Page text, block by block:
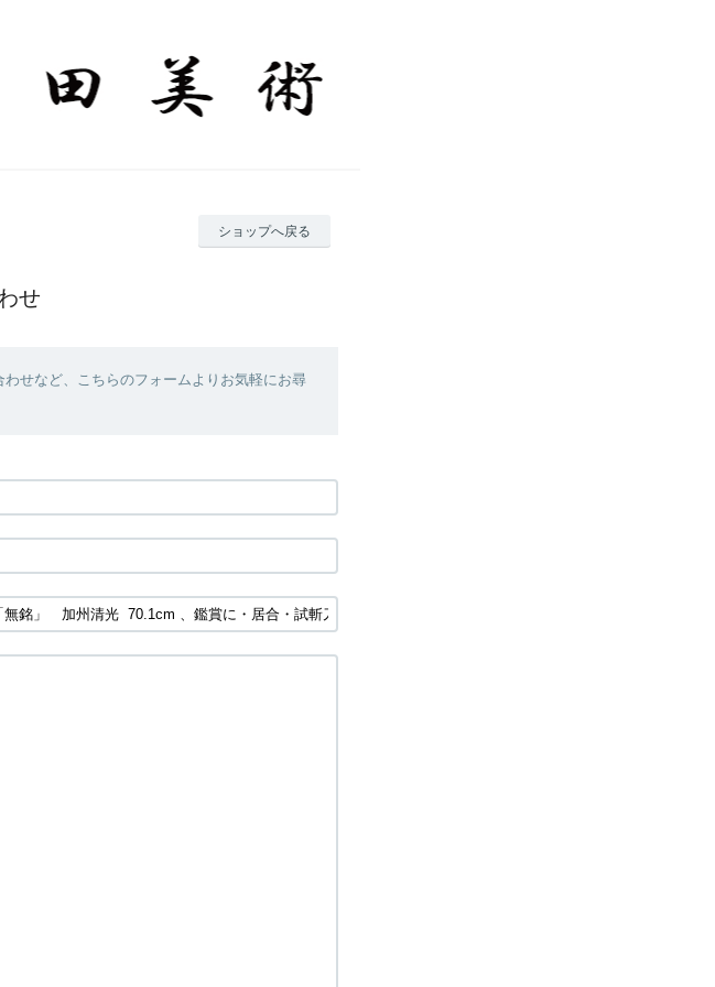
ショップへ戻る
せ
せなど、こちらのフォームよりお気軽にお尋